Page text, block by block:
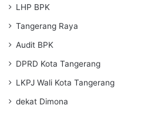
LHP BPK
Tangerang Raya
Audit BPK
DPRD Kota Tangerang
LKPJ Wali Kota Tangerang
dekat Dimona